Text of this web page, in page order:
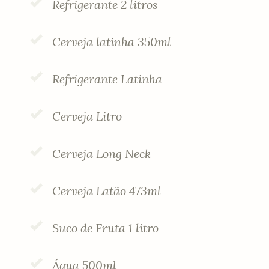
Refrigerante 2 litros
Cerveja latinha 350ml
Refrigerante Latinha
Cerveja Litro
Cerveja Long Neck
Cerveja Latão 473ml
Suco de Fruta 1 litro
Água 500ml